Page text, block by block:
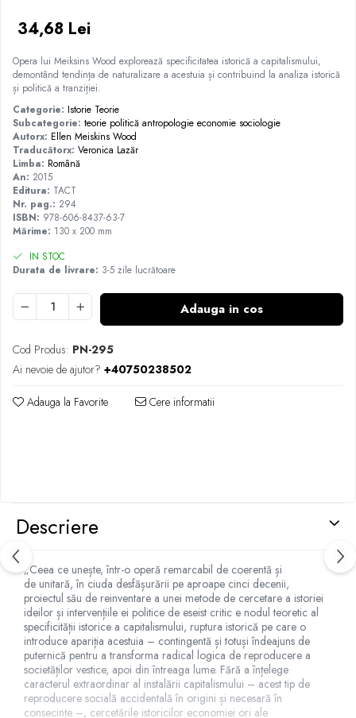
34,68 Lei
Opera lui Meiksins Wood explorează specificitatea istorică a capitalismului,
demontând tendința de naturalizare a acestuia și contribuind la analiza istorică
și politică a tranziției.
Categorie: Istorie Teorie
Subcategorie: teorie politică antropologie economie sociologie
Autorx: Ellen Meiskins Wood
Traducătorx: Veronica Lazăr
Limba: Română
An: 2015
Editura: TACT
Nr. pag.: 294
ISBN: 978-606-8437-63-7
Mărime: 130 x 200 mm
IN STOC
Durata de livrare: 3-5 zile lucrătoare
Adauga in cos
Cod Produs: PN-295
Ai nevoie de ajutor? +40750238502
Adauga la Favorite Cere informatii
Descriere
„Ceea ce unește, într-o operă remarcabil de coerentă și
de unitară, în ciuda desfășurării pe aproape cinci decenii,
proiectul său de reinventare a unei metode de cercetare a istoriei
ideilor și intervențiile ei politice de eseist critic e nodul teoretic al
specificității istorice a capitalismului, ruptura istorică pe care o
introduce apariția acestuia – contingentă și totuși îndeajuns de
puternică pentru a transforma radical logica de reproducere a
societăților vestice, apoi din întreaga lume. Fără a înțelege
caracterul extraordinar al instalării capitalismului – acest tip de
reproducere socială accidentală în origini și necesară în
consecințe –, cercetările istoricilor economiei ori ale